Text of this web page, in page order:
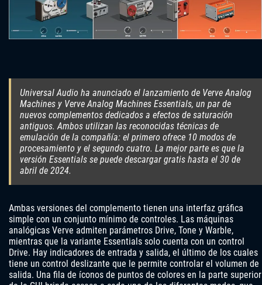
Universal Audio ha anunciado el lanzamiento de Verve Analog
Machines y Verve Analog Machines Essentials, un par de
nuevos complementos dedicados a efectos de saturación
antiguos. Ambos utilizan las reconocidas técnicas de
emulación de la compañía: el primero ofrece 10 modos de
procesamiento y el segundo cuatro. La mejor parte es que la
versión Essentials se puede descargar gratis hasta el 30 de
abril de 2024.
Ambas versiones del complemento tienen una interfaz gráfica
simple con un conjunto mínimo de controles. Las máquinas
analógicas Verve admiten parámetros Drive, Tone y Warble,
mientras que la variante Essentials solo cuenta con un control
Drive. Hay indicadores de entrada y salida, el último de los cuales
tiene un control deslizante que le permite controlar el volumen de
salida. Una fila de íconos de puntos de colores en la parte superior